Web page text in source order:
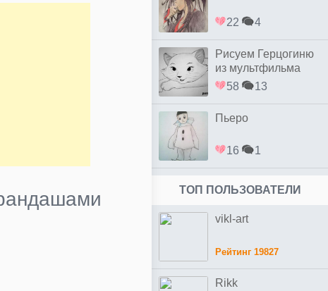
22 4
Рисуем Герцогиню
из мультфильма
коты Аристократы
58 13
Пьеро
16 1
ТОП ПОЛЬЗОВАТЕЛИ
vikl-art
Рейтинг 19827
Rikk